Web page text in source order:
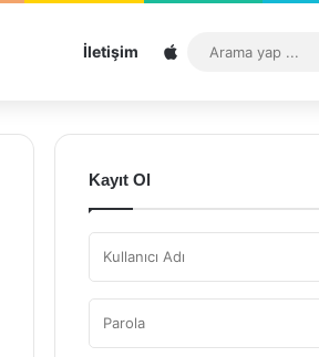
İletişim Sitemap
Kayıt Ol